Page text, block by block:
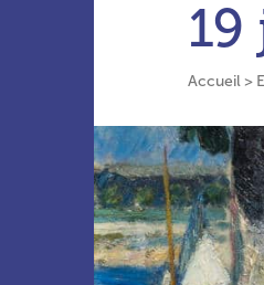
Accueil